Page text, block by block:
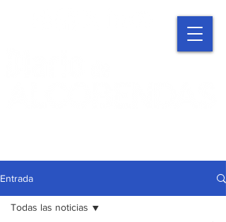
Entrada
Todas las noticias